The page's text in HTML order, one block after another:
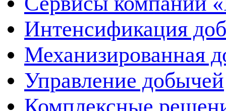
Интенсификация
Механизированная
Управление добычей